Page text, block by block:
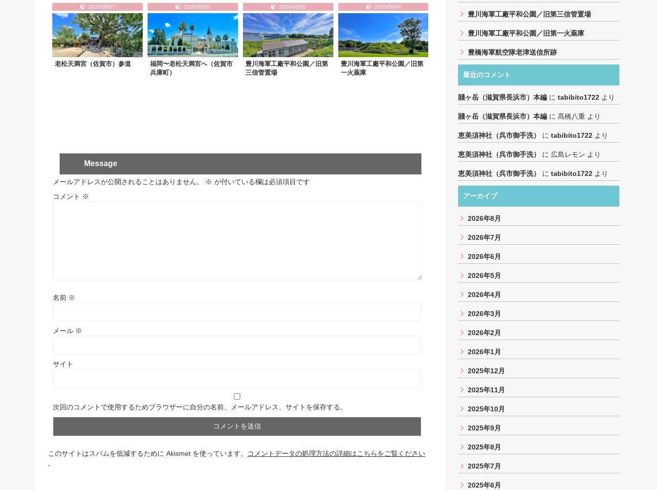
2026/08/07
老松天満宮（佐賀市）参道
2026/08/06
福岡〜老松天満宮へ（佐賀市
兵庫町）
2026/08/05
豊川海軍工廠平和公園／旧第
三信管置場
2026/08/04
豊川海軍工廠平和公園／旧第
一火薬庫
Message
メールアドレスが公開されることはありません。 ※ が付いている欄は必須項目です
コメント ※
名前 ※
メール ※
サイト
次回のコメントで使用するためブラウザーに自分の名前、メールアドレス、サイトを保存する。
このサイトはスパムを低減するために Akismet を使っています。
コメントデータの処理方法の詳細はこちらをご覧ください
。
豊川海軍工廠平和公園／旧第三信管置場
豊川海軍工廠平和公園／旧第一火薬庫
豊橋海軍航空隊老津送信所跡
最近のコメント
賤ヶ岳（滋賀県長浜市）本編 に tabibito1722 より
賤ヶ岳（滋賀県長浜市）本編 に 髙橋八重 より
恵美須神社（呉市御手洗） に tabibito1722 より
恵美須神社（呉市御手洗） に 広島レモン より
恵美須神社（呉市御手洗） に tabibito1722 より
アーカイブ
2026年8月
2026年7月
2026年6月
2026年5月
2026年4月
2026年3月
2026年2月
2026年1月
2025年12月
2025年11月
2025年10月
2025年9月
2025年8月
2025年7月
2025年6月